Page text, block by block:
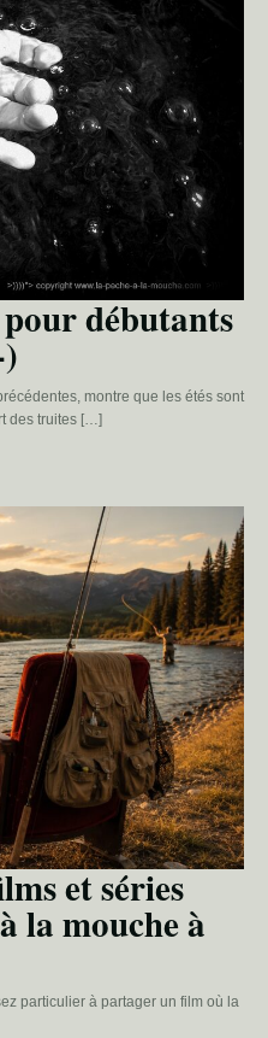
débutants
montre que les étés sont
des truites […]
et séries
la mouche à
particulier à partager un film où la